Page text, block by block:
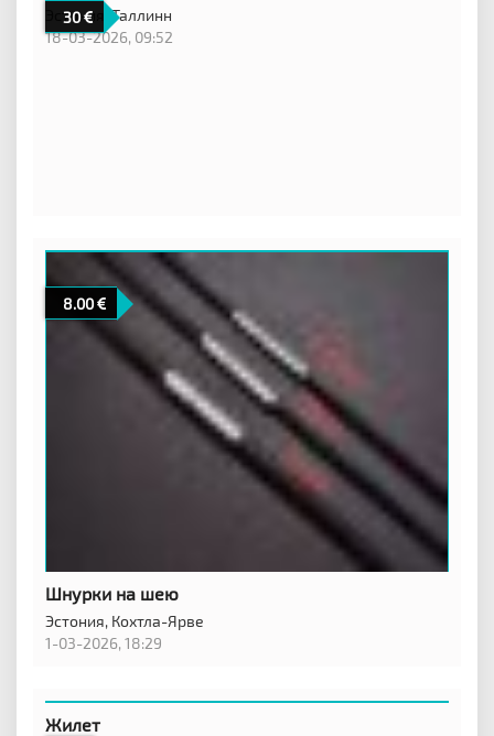
30
Эстония,Таллинн
18-03-2026, 09:52
8.00
Шнурки на шею
Эстония, Кохтла-Ярве
1-03-2026, 18:29
Жилет